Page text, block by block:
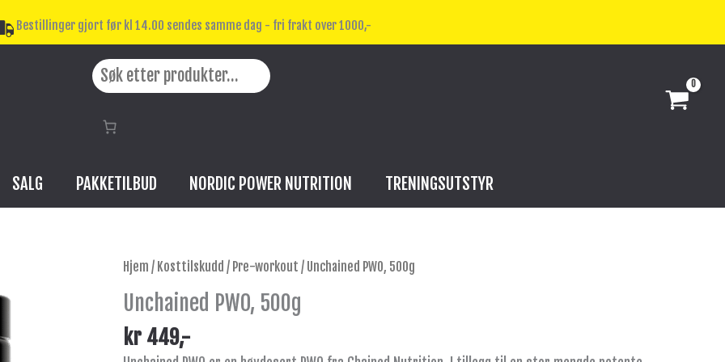
Bestillinger gjort før kl 14.00 sendes samme dag - fri frakt over 1000,-
SALG PAKKETILBUD NORDIC POWER NUTRITION TRENINGSUTSTYR
Hjem / Kosttilskudd / Pre-workout / Unchained PWO, 500g
Unchained PWO, 500g
kr 449,-
Unchained
500g
antall